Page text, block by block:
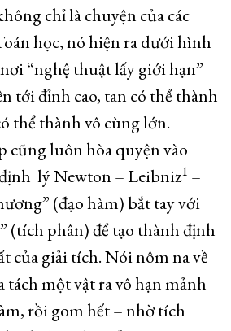
chỉ là chuyện của các
học, nó hiện ra dưới hình
“nghệ thuật lấy giới hạn”
tới đỉnh cao, tan có thể thành
thể thành vô cùng lớn.
cũng luôn hòa quyện vào
lý Newton – Leibniz1 –
(đạo hàm) bắt tay với
(tích phân) để tạo thành định
của giải tích. Nói nôm na về
tách một vật ra vô hạn mảnh
rồi gom hết – nhờ tích